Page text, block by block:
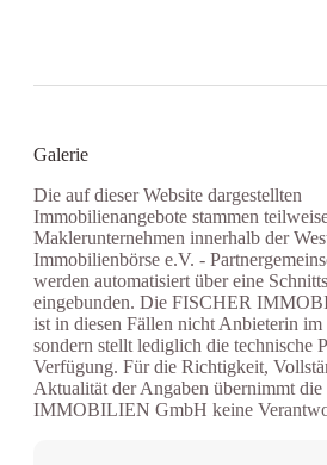
Galerie
Die auf dieser Website dargestellten
Immobilienangebote stammen
Maklerunternehmen innerhalb der
Immobilienbörse e.V. -
werden automatisiert über eine
eingebunden. Die FISCHER
ist in diesen Fällen nicht Anbieterin im
sondern stellt lediglich die technische
Verfügung. Für die Richtigkeit,
Aktualität der Angaben übernimmt
IMMOBILIEN GmbH keine